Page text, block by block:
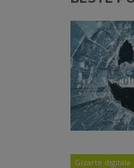
Gizarte digitala